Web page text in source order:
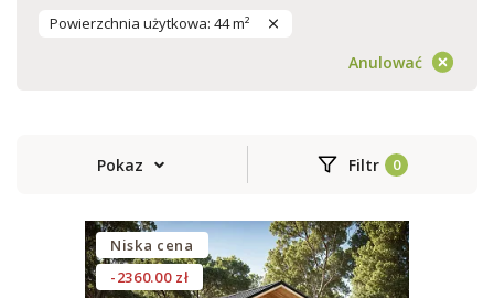
Powierzchnia użytkowa: 44 m²
Anulować
Pokaz Filtr
Niska cena
-2360.00 zł